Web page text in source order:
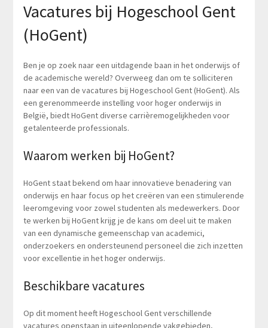
Vacatures bij Hogeschool Gent
(HoGent)
Ben je op zoek naar een uitdagende baan in het onderwijs of
de academische wereld? Overweeg dan om te solliciteren
naar een van de vacatures bij Hogeschool Gent (HoGent). Als
een gerenommeerde instelling voor hoger onderwijs in
België, biedt HoGent diverse carrièremogelijkheden voor
getalenteerde professionals.
Waarom werken bij HoGent?
HoGent staat bekend om haar innovatieve benadering van
onderwijs en haar focus op het creëren van een stimulerende
leeromgeving voor zowel studenten als medewerkers. Door
te werken bij HoGent krijg je de kans om deel uit te maken
van een dynamische gemeenschap van academici,
onderzoekers en ondersteunend personeel die zich inzetten
voor excellentie in het hoger onderwijs.
Beschikbare vacatures
Op dit moment heeft Hogeschool Gent verschillende
vacatures openstaan in uiteenlopende vakgebieden,